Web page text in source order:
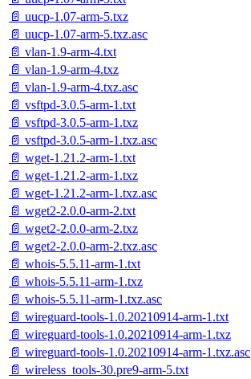
📄 uucp-1.07-arm-5.txz
📄 uucp-1.07-arm-5.txz.asc
📄 vlan-1.9-arm-4.txt
📄 vlan-1.9-arm-4.txz
📄 vlan-1.9-arm-4.txz.asc
📄 vsftpd-3.0.5-arm-1.txt
📄 vsftpd-3.0.5-arm-1.txz
📄 vsftpd-3.0.5-arm-1.txz.asc
📄 wget-1.21.2-arm-1.txt
📄 wget-1.21.2-arm-1.txz
📄 wget-1.21.2-arm-1.txz.asc
📄 wget2-2.0.0-arm-2.txt
📄 wget2-2.0.0-arm-2.txz
📄 wget2-2.0.0-arm-2.txz.asc
📄 whois-5.5.11-arm-1.txt
📄 whois-5.5.11-arm-1.txz
📄 whois-5.5.11-arm-1.txz.asc
📄 wireguard-tools-1.0.20210914-arm-1.txt
📄 wireguard-tools-1.0.20210914-arm-1.txz
📄 wireguard-tools-1.0.20210914-arm-1.txz.asc
📄 wireless_tools-30.pre9-arm-5.txt